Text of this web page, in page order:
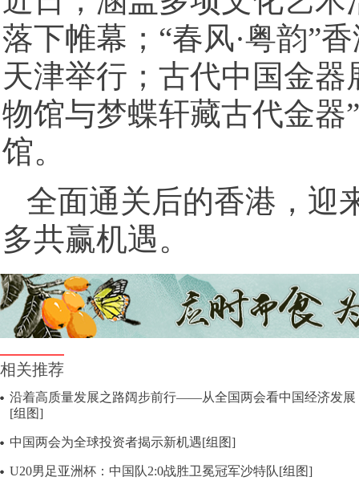
落下帷幕；“春风·粤韵”
天津举行；古代中国金
物馆与梦蝶轩藏古代金
馆。
全面通关后的香港，迎
多共赢机遇。
相关推荐
沿着高质量发展之路阔步前行——从全国两会看中国经济发展
[组图]
中国两会为全球投资者揭示新机遇[组图]
U20男足亚洲杯：中国队2:0战胜卫冕冠军沙特队[组图]